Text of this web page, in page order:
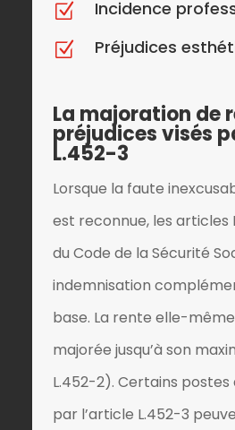
Z
Incidence
Z
Préjudices
La majoration de
préjudices visés
L.452-3
Lorsque la faute
est reconnue, les articles
du Code de la Sécurité
indemnisation
base. La rente elle-
majorée jusqu’à son
L.452-2). Certains postes
par l’article L.452-3